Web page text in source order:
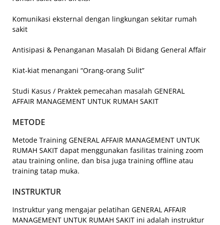
Komunikasi eksternal dengan lingkungan sekitar rumah
sakit
Antisipasi & Penanganan Masalah Di Bidang General Affair
Kiat-kiat menangani “Orang-orang Sulit”
Studi Kasus / Praktek pemecahan masalah GENERAL
AFFAIR MANAGEMENT UNTUK RUMAH SAKIT
METODE
Metode Training GENERAL AFFAIR MANAGEMENT UNTUK
RUMAH SAKIT dapat menggunakan fasilitas training zoom
atau training online, dan bisa juga training offline atau
training tatap muka.
INSTRUKTUR
Instruktur yang mengajar pelatihan GENERAL AFFAIR
MANAGEMENT UNTUK RUMAH SAKIT ini adalah instruktur